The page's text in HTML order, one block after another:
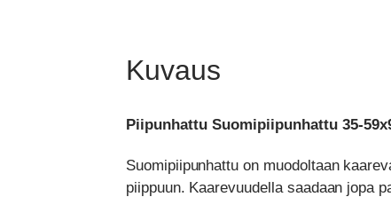
Kuvaus
Piipunhattu Suomipiipunhattu 35-
Suomipiipunhattu on muodoltaan
piippuun. Kaarevuudella saadaan jopa